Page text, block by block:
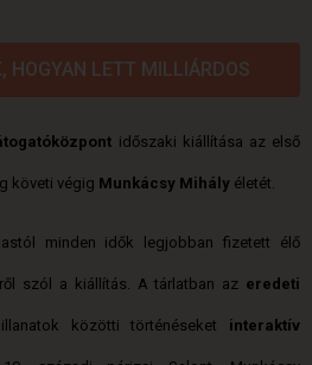
HOGYAN LETT MILLIÁRDOS
időszaki kiállítása az első
követi végig Munkácsy Mihály életét.
minden idők legjobban fizetett élő
szól a kiállítás. A tárlatban az eredeti
közötti történéseket interaktív